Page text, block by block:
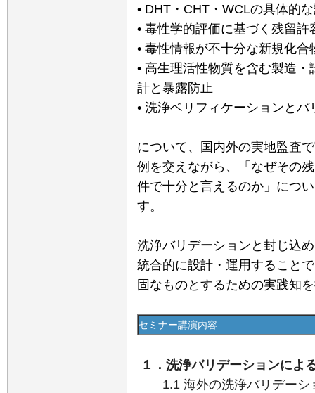
• DHT・CHT・WCLの具体的
• 毒性学的評価に基づく残留
• 毒性情報が不十分な新規化
• 高生理活性物質を含む製造
計と暴露防止
• 洗浄ベリフィケーションと
について、国内外の実地監査
例を交えながら、「なぜその
件で十分と言えるのか」につ
す。
洗浄バリデーションと封じ込
統合的に設計・運用すること
固なものとするための実践知
セミナー講演内容
１．洗浄バリデーションによ
1.1 海外の洗浄バリデーシ